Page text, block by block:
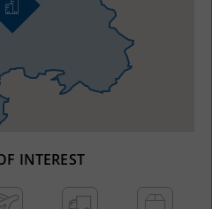
INTEREST